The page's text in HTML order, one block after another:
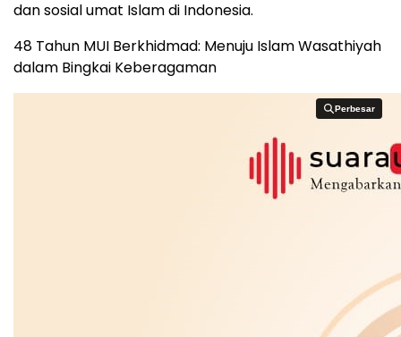
dan sosial umat Islam di Indonesia.
48 Tahun MUI Berkhidmad: Menuju Islam Wasathiyah
dalam Bingkai Keberagaman
Perbesar
Perbesar